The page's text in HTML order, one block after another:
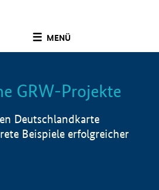
MENÜ
Info
GRW-Projekte
Deutschlandkarte
Beispiele erfolgreicher